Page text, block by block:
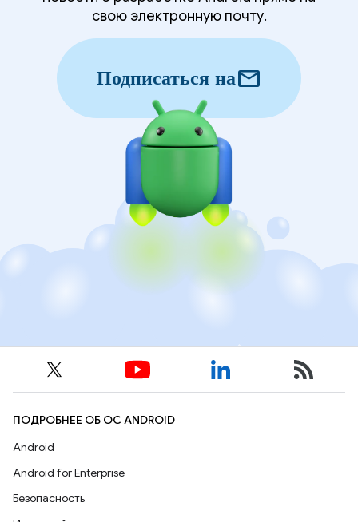
свою электронную почту.
Подписаться наmail
ПОДРОБНЕЕ ОБ ОС ANDROID
Android
Android for Enterprise
Безопасность